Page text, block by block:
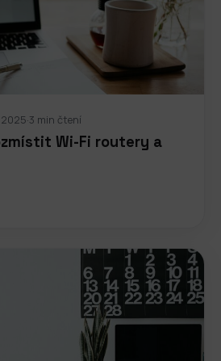
2025·3 min čtení
Wi-Fi routery a